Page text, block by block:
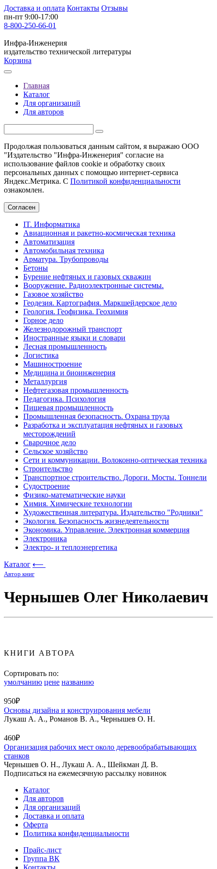
Доставка и оплата Контакты Отзывы
пн-пт 9:00-17:00
8-800-250-66-01
Инфра-Инженерия
издательство технической литературы
Корзина
Главная
Каталог
Для организаций
Для авторов
Продолжая пользоваться данным сайтом, я выражаю ООО
"Издательство "Инфра-Инженерия" согласие на
использование файлов cookie и обработку своих
персональных данных с помощью интернет-сервиса
Яндекс.Метрика. С Политикой конфиденциальности
ознакомлен.
Согласен
IT. Информатика
Авиационная и ракетно-космическая техника
Автоматизация
Автомобильная техника
Арматура. Трубопроводы
Бетоны
Бурение нефтяных и газовых скважин
Вооружение. Радиоэлектронные системы.
Газовое хозяйство
Геодезия. Картография. Маркшейдерское дело
Геология. Геофизика. Геохимия
Горное дело
Железнодорожный транспорт
Иностранные языки и словари
Лесная промышленность
Логистика
Машиностроение
Медицина и биоинженерия
Металлургия
Нефтегазовая промышленность
Педагогика. Психология
Пищевая промышленность
Промышленная безопасность. Охрана труда
Разработка и эксплуатация нефтяных и газовых
месторождений
Сварочное дело
Сельское хозяйство
Сети и коммуникации. Волоконно-оптическая техника
Строительство
Транспортное строительство. Дороги. Мосты. Тоннели
Судостроение
Физико-математические науки
Химия. Химические технологии
Художественная литература. Издательство "Родники"
Экология. Безопасность жизнедеятельности
Экономика. Управление. Электронная коммерция
Электроника
Электро- и теплоэнергетика
Каталог ⟵
Автор книг
Чернышев Олег Николаевич
КНИГИ АВТОРА
Сортировать по:
умолчанию цене названию
950₽
Основы дизайна и конструирования мебели
Лукаш А. А., Романов В. А., Чернышев О. Н.
460₽
Организация рабочих мест около деревообрабатывающих
станков
Чернышев О. Н., Лукаш А. А., Шейкман Д. В.
Подписаться на ежемесячную рассылку новинок
Каталог
Для авторов
Для организаций
Доставка и оплата
Оферта
Политика конфиденциальности
Прайс-лист
Группа ВК
Контакты